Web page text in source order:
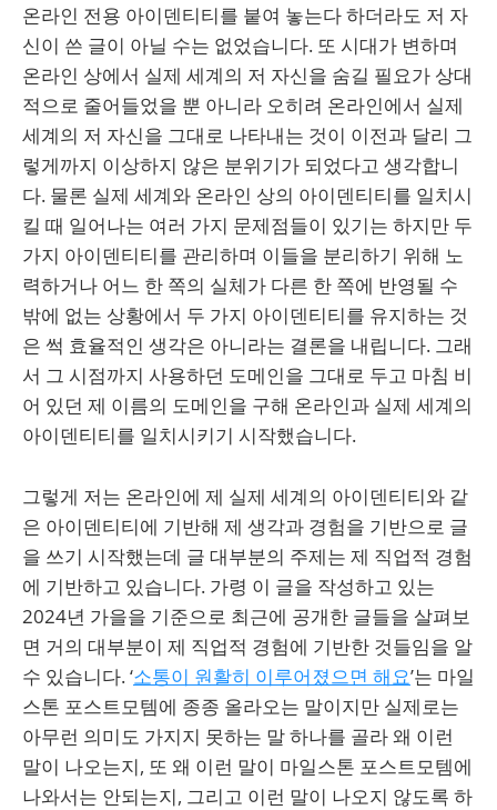
온라인 전용 아이덴티티를 붙여 놓는다 하더라도 저 자
신이 쓴 글이 아닐 수는 없었습니다. 또 시대가 변하며
온라인 상에서 실제 세계의 저 자신을 숨길 필요가 상대
적으로 줄어들었을 뿐 아니라 오히려 온라인에서 실제
세계의 저 자신을 그대로 나타내는 것이 이전과 달리 그
렇게까지 이상하지 않은 분위기가 되었다고 생각합니
다. 물론 실제 세계와 온라인 상의 아이덴티티를 일치시
킬 때 일어나는 여러 가지 문제점들이 있기는 하지만 두
가지 아이덴티티를 관리하며 이들을 분리하기 위해 노
력하거나 어느 한 쪽의 실체가 다른 한 쪽에 반영될 수
밖에 없는 상황에서 두 가지 아이덴티티를 유지하는 것
은 썩 효율적인 생각은 아니라는 결론을 내립니다. 그래
서 그 시점까지 사용하던 도메인을 그대로 두고 마침 비
어 있던 제 이름의 도메인을 구해 온라인과 실제 세계의
아이덴티티를 일치시키기 시작했습니다.
그렇게 저는 온라인에 제 실제 세계의 아이덴티티와 같
은 아이덴티티에 기반해 제 생각과 경험을 기반으로 글
을 쓰기 시작했는데 글 대부분의 주제는 제 직업적 경험
에 기반하고 있습니다. 가령 이 글을 작성하고 있는
2024년 가을을 기준으로 최근에 공개한 글들을 살펴보
면 거의 대부분이 제 직업적 경험에 기반한 것들임을 알
수 있습니다. ‘소통이 원활히 이루어졌으면 해요’는 마일
스톤 포스트모템에 종종 올라오는 말이지만 실제로는
아무런 의미도 가지지 못하는 말 하나를 골라 왜 이런
말이 나오는지, 또 왜 이런 말이 마일스톤 포스트모템에
나와서는 안되는지, 그리고 이런 말이 나오지 않도록 하